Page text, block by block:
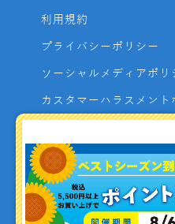
利用規約
プライバシーポリシー
ソーシャルメディアポリ
カスタマーハラスメント
よくあるご質問
お問い合わせ
利用者資金の保全方法